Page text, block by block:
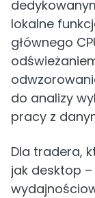
lokalne
głównego
do analizy
pracy z
Dla tradera,
jak desktop